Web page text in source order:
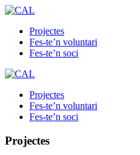
Projectes
Fes-te’n voluntari
Fes-te’n soci
Projectes
Fes-te’n voluntari
Fes-te’n soci
Projectes